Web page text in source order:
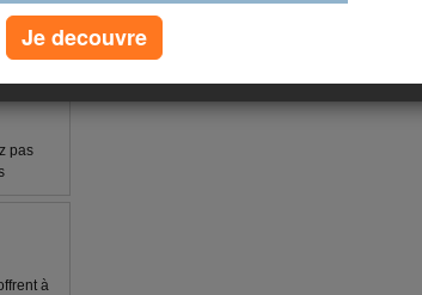
pas
à
Je decouvre